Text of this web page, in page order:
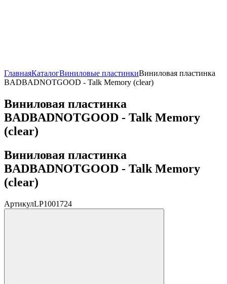
ГлавнаяКаталогВиниловые пластинкиВиниловая пластинка
BADBADNOTGOOD - Talk Memory (clear)
Виниловая пластинка
BADBADNOTGOOD - Talk Memory
(clear)
Виниловая пластинка
BADBADNOTGOOD - Talk Memory
(clear)
АртикулLP1001724